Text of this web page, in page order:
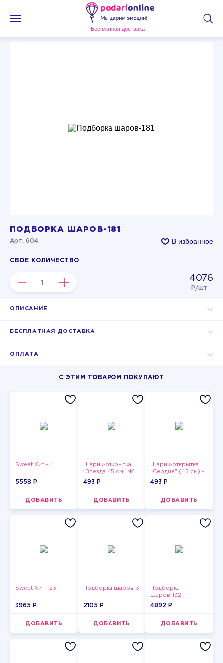
Бесплатная доставка
ПОДБОРКА ШАРОВ-181
Арт. 604 В избранное
СВОЕ КОЛИЧЕСТВО
– + 4076
Р/шт
ОПИСАНИЕ
БЕСПЛАТНАЯ ДОСТАВКА
ОПЛАТА
С ЭТИМ ТОВАРОМ ПОКУПАЮТ
Sweet Хит - 4
5558 P
ДОБАВИТЬ
Шарик-открытка
"Звезда 45 см" №1
493 P
ДОБАВИТЬ
Шарик-открытка
"Сердце" (45 см) -
2
493 P
ДОБАВИТЬ
Sweet Хит - 23
3965 P
ДОБАВИТЬ
Подборка шаров-3
2105 P
ДОБАВИТЬ
Подборка
шаров-132
4892 P
ДОБАВИТЬ